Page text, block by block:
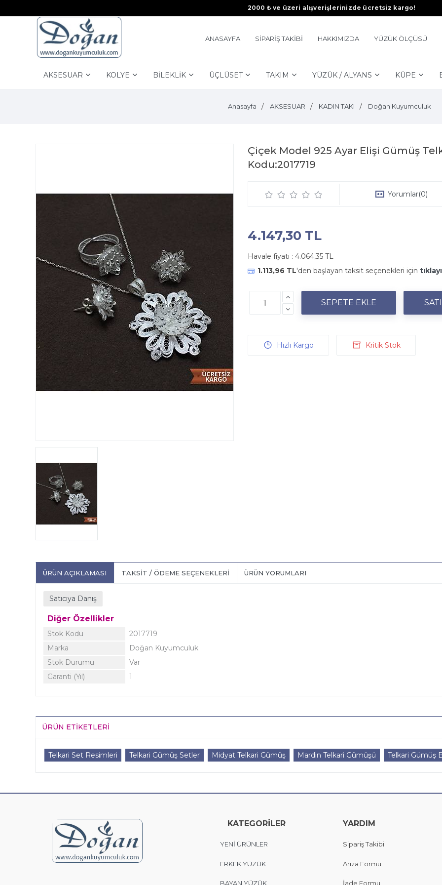
2000 ₺ ve üzeri alışverişlerinizde ücretsiz kargo!
ANASAYFA SİPARİŞ TAKİBİ HAKKIMIZDA YÜZÜK ÖLÇÜSÜ
AKSESUAR KOLYE BİLEKLİK ÜÇLÜSET TAKIM YÜZÜK / ALYANS KÜPE
Anasayfa AKSESUAR KADIN TAKI Doğan Kuyumculuk
Çiçek Model 925 Ayar Elişi Gümüş
Kodu:2017719
Yorumlar(0)
4.147,30 TL
Havale fiyatı : 4.064,35 TL
1.113,96 TL'den başlayan taksit seçenekleri için
ÜRÜN AÇIKLAMASI TAKSIT / ÖDEME SEÇENEKLERI ÜRÜN YORUMLARI
Satıcıya Danış
Diğer Özellikler
Stok Kodu
2017719
Marka
Doğan Kuyumculuk
Stok Durumu
Var
Garanti (Yıl)
1
ÜRÜN ETIKETLERI
Telkari Set Resimleri Telkari Gümüş Setler Midyat Telkari Gümüş Mardin Telkari Gümüşü Telkari Gümüş
KATEGORİLER
YENİ ÜRÜNLER
ERKEK YÜZÜK
BAYAN YÜZÜK
YARDIM
Sipariş Takibi
Arıza Formu
İade Formu